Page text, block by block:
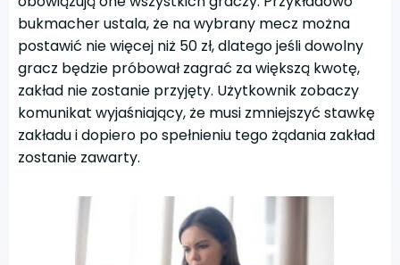
bukmacher ustala, że na wybrany mecz można
postawić nie więcej niż 50 zł, dlatego jeśli dowolny
gracz będzie próbował zagrać za większą kwotę,
zakład nie zostanie przyjęty. Użytkownik zobaczy
komunikat wyjaśniający, że musi zmniejszyć stawkę
zakładu i dopiero po spełnieniu tego żądania zakład
zostanie zawarty.